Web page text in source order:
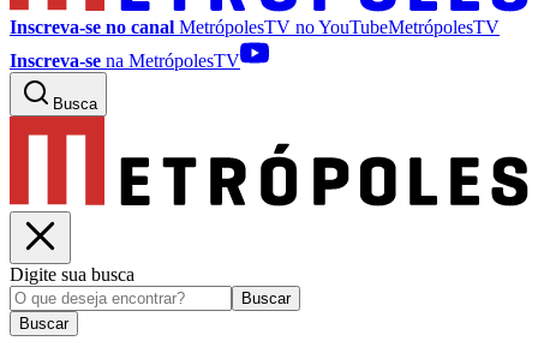
Inscreva-se no canal MetrópolesTV noYouTubeMetrópolesTV
Inscreva-se na MetrópolesTV
Busca
Digite sua busca
Buscar
Buscar